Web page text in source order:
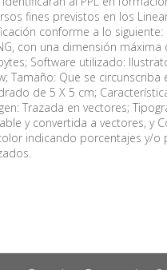
fines previstos en los
conforme a lo siguiente:
con una dimensión máxima
Software utilizado:
Tamaño: Que se circunscriba
de 5 X 5 cm;
Trazada en vectores;
y convertida a vectores, y
indicando porcentajes y/o